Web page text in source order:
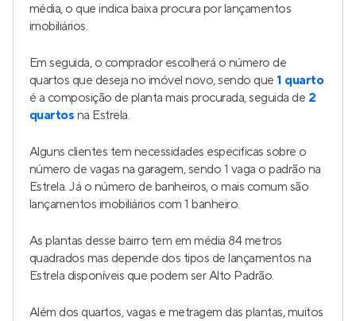
média, o que indica baixa procura por lançamentos
imobiliários.
Em seguida, o comprador escolherá o número de
quartos que deseja no imóvel novo, sendo que 1 quarto
é a composição de planta mais procurada, seguida de 2
quartos na Estrela.
Alguns clientes tem necessidades especificas sobre o
número de vagas na garagem, sendo 1 vaga o padrão na
Estrela. Já o número de banheiros, o mais comum são
lançamentos imobiliários com 1 banheiro.
As plantas desse bairro tem em média 84 metros
quadrados mas depende dos tipos de lançamentos na
Estrela disponíveis que podem ser Alto Padrão.
Além dos quartos, vagas e metragem das plantas, muitos